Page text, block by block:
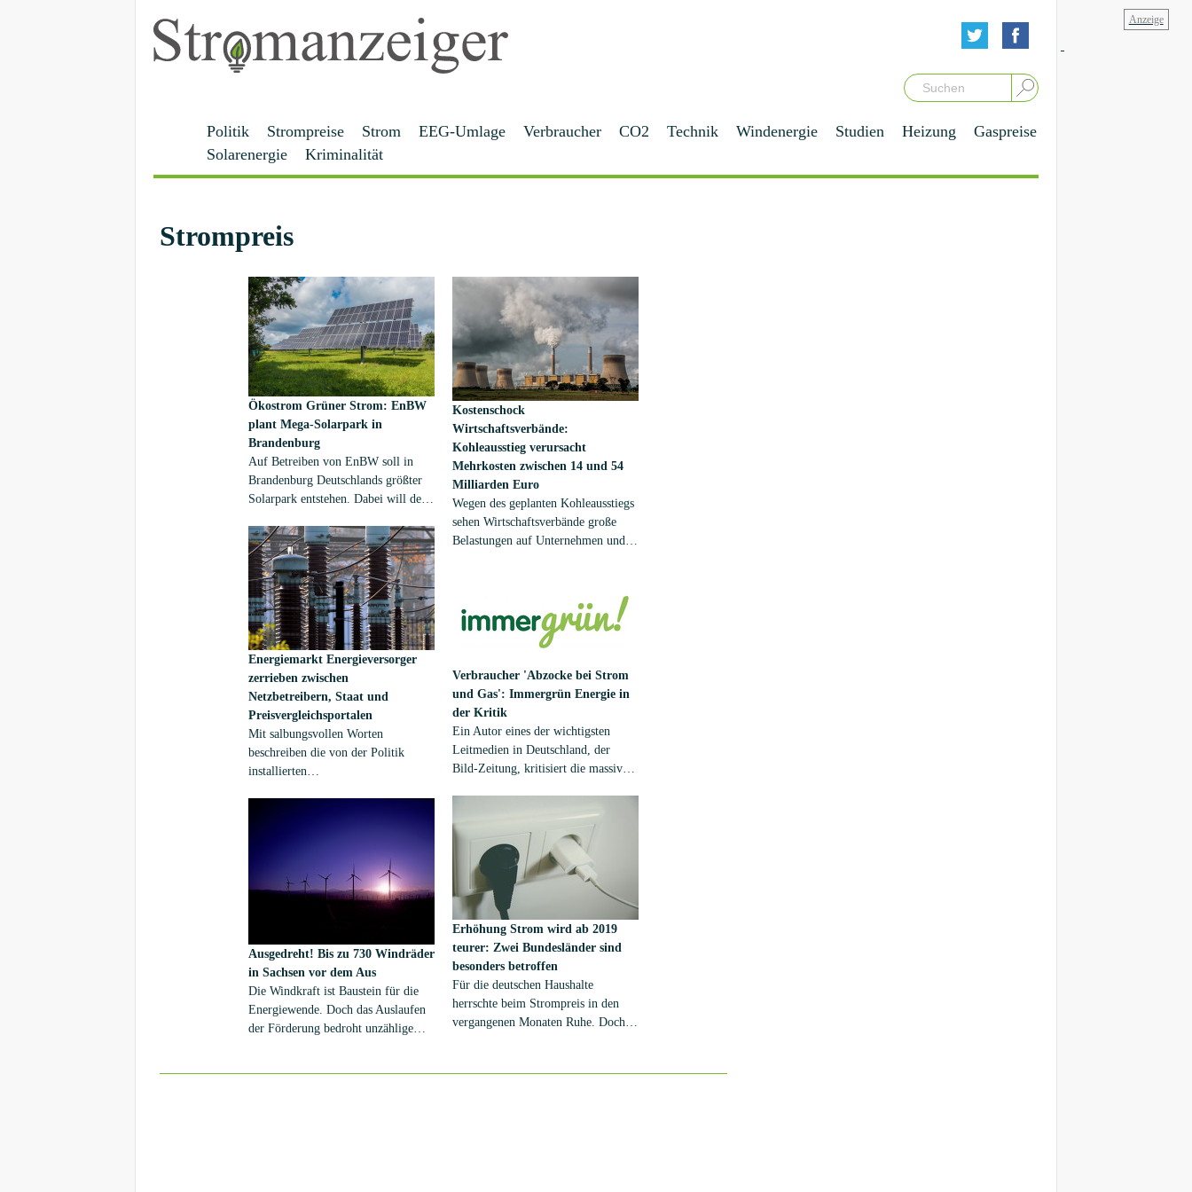
Politik Strompreise Strom EEG-Umlage Verbraucher CO2 Technik Windenergie Studien Heizung
Gaspreise
Solarenergie
Kriminalität
Strompreis
Ökostrom Grüner Strom: EnBW
plant Mega-Solarpark in
Brandenburg
Auf Betreiben von EnBW soll in
Brandenburg Deutschlands größter
Solarpark entstehen. Dabei will der
verzichten. Die Anlage soll Strom
für 50.000 Haushalte produzieren.
Kostenschock
Wirtschaftsverbände:
Kohleausstieg verursacht
Mehrkosten zwischen 14 und 54
Milliarden Euro
Wegen des geplanten Kohleausstiegs
sehen Wirtschaftsverbände große
Belastungen auf Unternehmen und
Kompensationen in Milliardenhöhe –
sonst droht ein Veto in der
Kohlekommission.
Energiemarkt Energieversorger
zerrieben zwischen
Netzbetreibern, Staat und
Preisvergleichsportalen
Mit salbungsvollen Worten
beschreiben die von der Politik
installierten
TransnetBW (TransnetBW GmbH)
ihren "gesellschaftlichen Auftrag".
Verbraucher 'Abzocke bei Strom
und Gas': Immergrün Energie in
der Kritik
Ein Autor eines der wichtigsten
Leitmedien in Deutschland, der
Bild-Zeitung, kritisiert die massiven
2019 scharf. Als besonders "krasses
Beispiel" führt das Blatt den
Anbieter "Immergrün" -
beziehungsweise "Immergrün
Energie" - der 365 AG an. Ein
Name, der nicht unbedingt
Programm ist, wie sich hier zeigt.
Dort soll nämlich die Kilowattstunde
Gas für einige Kunden ab 2019 rund
50 Prozent mehr kosten, moniert die
Bild und sieht bei ...
Erhöhung Strom wird ab 2019
teurer: Zwei Bundesländer sind
besonders betroffen
Für die deutschen Haushalte
herrschte beim Strompreis in den
vergangenen Monaten Ruhe. Doch
Jahreswechsel haben viele
Ausgedreht! Bis zu 730 Windräder
in Sachsen vor dem Aus
Die Windkraft ist Baustein für die
Energiewende. Doch das Auslaufen
der Förderung bedroht unzählige